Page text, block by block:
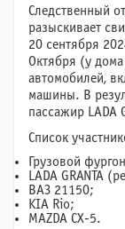
Следственный
разыскивает
20 сентября
Октября (у
автомобилей,
машины. В
пассажир LADA
Список
Грузовой
LADA GRANTA
ВАЗ 21150;
KIA Rio;
MAZDA CX-5.